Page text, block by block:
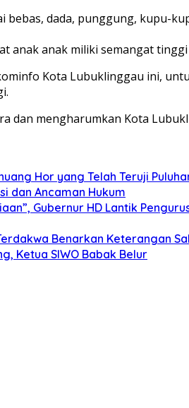
dada, punggung, kupu-
anak anak miliki semangat
Kota Lubuklinggau ini,
dan mengharumkan Kota
Hor yang Telah Teruji
dan Ancaman Hukum
Gubernur HD Lantik
Benarkan Keterangan
Ketua SIWO Babak Belur